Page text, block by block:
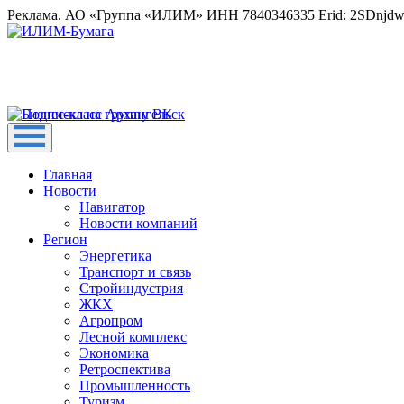
Реклама. АО «Группа «ИЛИМ» ИНН 7840346335 Erid:
Главная
Новости
Навигатор
Новости компаний
Регион
Энергетика
Транспорт и связь
Стройиндустрия
ЖКХ
Агропром
Лесной комплекс
Экономика
Ретроспектива
Промышленность